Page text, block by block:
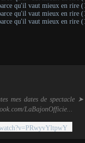
mes dates de spectacle
LaBajonOfficie...